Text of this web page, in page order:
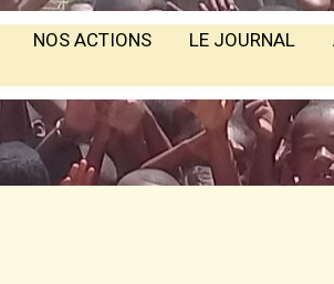
NOS ACTIONS LE JOURNAL